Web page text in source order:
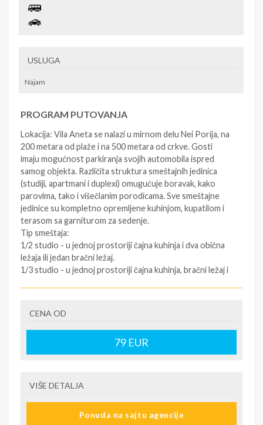
USLUGA
Najam
PROGRAM PUTOVANJA
Lokacija: Vila Aneta se nalazi u mirnom delu Nei Porija, na
200 metara od plaže i na 500 metara od crkve. Gosti
imaju mogućnost parkiranja svojih automobila ispred
samog objekta. Različita struktura smeštajnih jedinica
(studiji, apartmani i duplexi) omugućuje boravak, kako
parovima, tako i višečlanim porodicama. Sve smeštajne
jedinice su kompletno opremljene kuhinjom, kupatilom i
terasom sa garniturom za sedenje.
Tip smeštaja:
1/2 studio - u jednoj prostoriji čajna kuhinja i dva obična
ležaja ili jedan bračni ležaj.
1/3 studio - u jednoj prostoriji čajna kuhinja, bračni ležaj i
dece do 10 godina.
1/4 apartman - u jednoj prostoriji čajna kuhinja i običan
ležaj, a u drugoj prostoriji bračni ležaj i običan ležaj.
1/5 apartman - u jednoj prostoriji čajna kuhinja i bračni
tri obična ležaja.
CENA OD
79 EUR
VIŠE DETALJA
Ponuda na sajtu agencije